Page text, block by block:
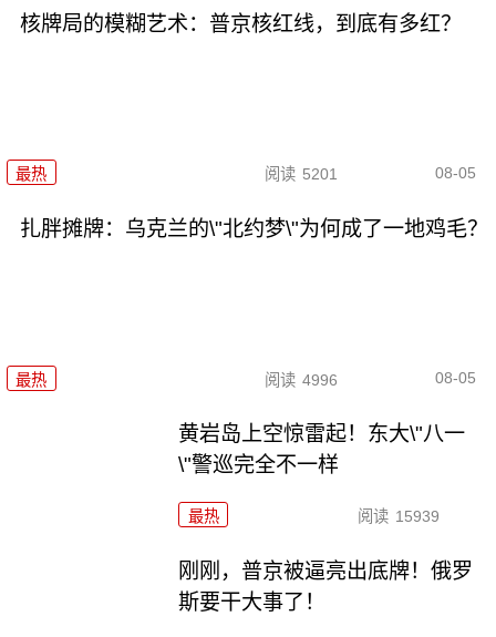
核牌局的模糊艺术：普京核红线，到底有多红？
最热 阅读 5201 08-05
扎胖摊牌：乌克兰的\"北约梦\"为何成了一地鸡毛？
最热 阅读 4996 08-05
黄岩岛上空惊雷起！东大\"八一
\"警巡完全不一样
最热 阅读 15939
刚刚，普京被逼亮出底牌！俄罗
斯要干大事了！